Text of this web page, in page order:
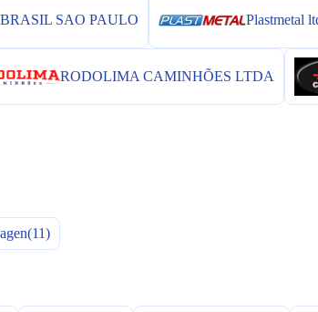
SAO PAULO Plastmetal
RODOLIMA CAMINHÕES LTDA
(11)